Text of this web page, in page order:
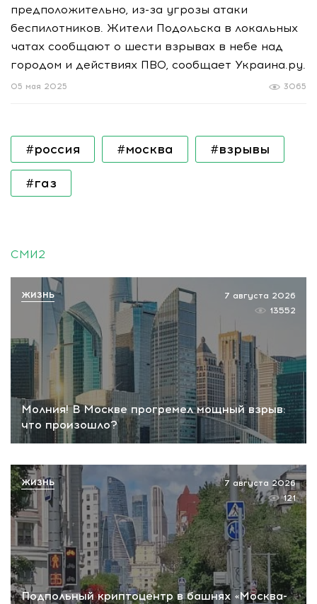
предположительно, из-за угрозы атаки
беспилотников. Жители Подольска в локальных
чатах сообщают о шести взрывах в небе над
городом и действиях ПВО, сообщает Украина.ру.
3065
05 мая 2025
#россия #москва #взрывы
#газ
СМИ2
Молния! В Москве прогремел мощный взрыв:
что произошло?
7 августа 2026
13552
ЖИЗНЬ
Подпольный криптоцентр в башнях «Москва-
7 августа 2026
121
ЖИЗНЬ